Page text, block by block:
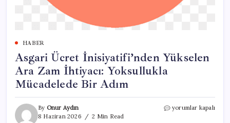
HABER
Asgari Ücret İnisiyatifi’nden Yükselen
Ara Zam İhtiyacı: Yoksullukla
Mücadelede Bir Adım
By Onur Aydın
8 Haziran 2026
2 Min Read
Asgari
yorumlar kapalı